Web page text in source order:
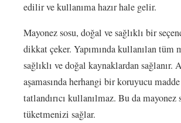
edilir ve kullanıma hazır hale gelir.
Mayonez sosu, doğal ve sağlıklı bir
dikkat çeker. Yapımında kullanılan tüm
sağlıklı ve doğal kaynaklardan sağlanır.
aşamasında herhangi bir koruyucu
tatlandırıcı kullanılmaz. Bu da mayonez
tüketmenizi sağlar.